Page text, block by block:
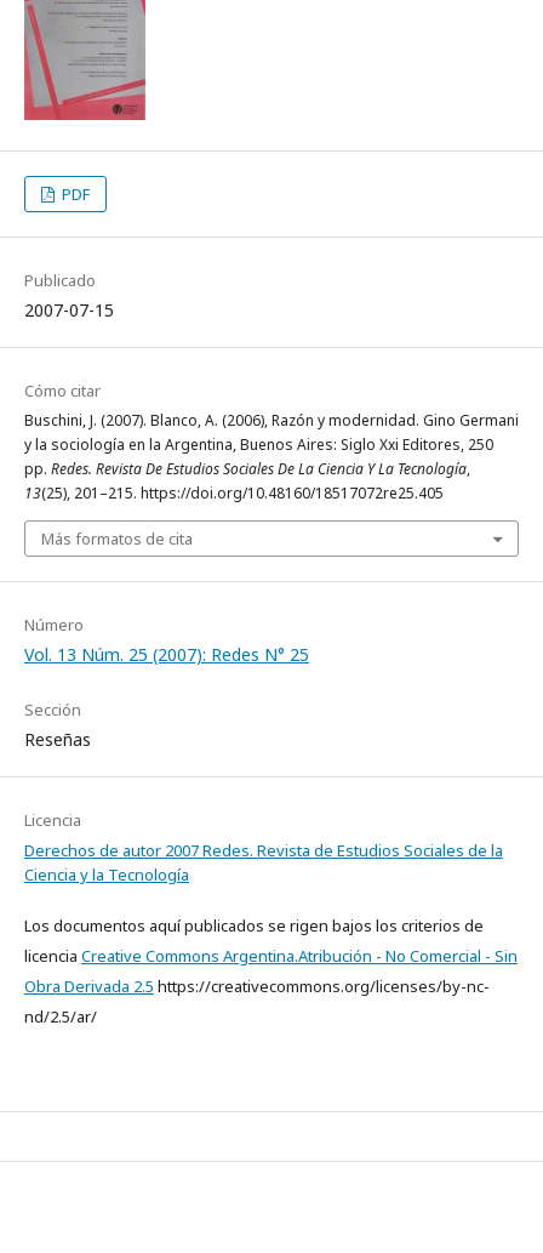
PDF
Publicado
2007-07-15
Cómo citar
Buschini, J. (2007). Blanco, A. (2006), Razón y modernidad. Gino Germani
y la sociología en la Argentina, Buenos Aires: Siglo Xxi Editores, 250
pp. Redes. Revista De Estudios Sociales De La Ciencia Y La Tecnología,
13(25), 201–215. https://doi.org/10.48160/18517072re25.405
Más formatos de cita
Número
Vol. 13 Núm. 25 (2007): Redes N° 25
Sección
Reseñas
Licencia
Derechos de autor 2007 Redes. Revista de Estudios Sociales de la
Ciencia y la Tecnología
Los documentos aquí publicados se rigen bajos los criterios de
licencia Creative Commons Argentina.Atribución - No Comercial - Sin
Obra Derivada 2.5 https://creativecommons.org/licenses/by-nc-
nd/2.5/ar/